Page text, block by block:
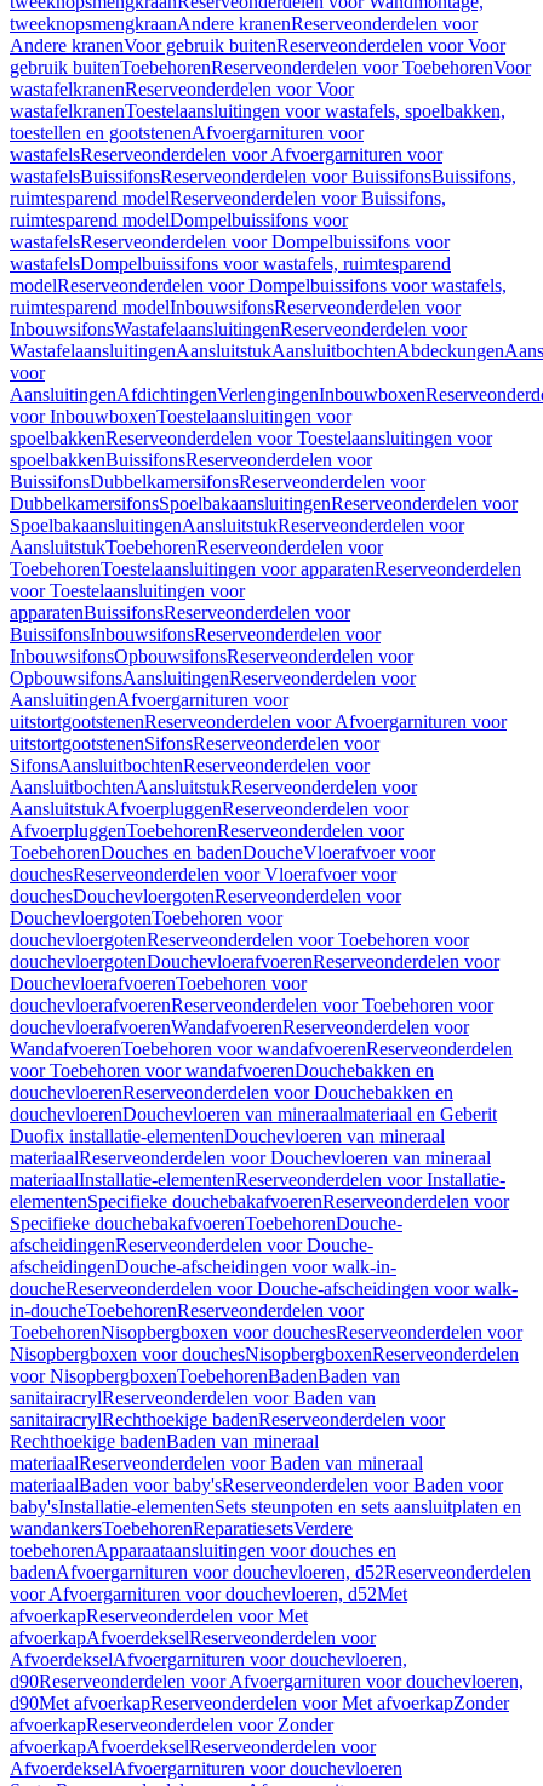
tweeknopsmengkraanAndere kranenReserveonderdelen voor
Andere kranenVoor gebruik buitenReserveonderdelen voor Voor
gebruik buitenToebehorenReserveonderdelen voor ToebehorenVoor
wastafelkranenReserveonderdelen voor Voor
wastafelkranenToestelaansluitingen voor wastafels, spoelbakken,
toestellen en gootstenenAfvoergarnituren voor
wastafelsReserveonderdelen voor Afvoergarnituren voor
wastafelsBuissifonsReserveonderdelen voor BuissifonsBuissifons,
ruimtesparend modelReserveonderdelen voor Buissifons,
ruimtesparend modelDompelbuissifons voor
wastafelsReserveonderdelen voor Dompelbuissifons voor
wastafelsDompelbuissifons voor wastafels, ruimtesparend
modelReserveonderdelen voor Dompelbuissifons voor wastafels,
ruimtesparend modelInbouwsifonsReserveonderdelen voor
InbouwsifonsWastafelaansluitingenReserveonderdelen voor
WastafelaansluitingenAansluitstukAansluitbochtenAbdeckungen
voor
AansluitingenAfdichtingenVerlengingenInbouwboxen
voor InbouwboxenToestelaansluitingen voor
spoelbakkenReserveonderdelen voor Toestelaansluitingen voor
spoelbakkenBuissifonsReserveonderdelen voor
BuissifonsDubbelkamersifonsReserveonderdelen voor
DubbelkamersifonsSpoelbakaansluitingenReserveonderdelen voor
SpoelbakaansluitingenAansluitstukReserveonderdelen voor
AansluitstukToebehorenReserveonderdelen voor
ToebehorenToestelaansluitingen voor apparatenReserveonderdelen
voor Toestelaansluitingen voor
apparatenBuissifonsReserveonderdelen voor
BuissifonsInbouwsifonsReserveonderdelen voor
InbouwsifonsOpbouwsifonsReserveonderdelen voor
OpbouwsifonsAansluitingenReserveonderdelen voor
AansluitingenAfvoergarnituren voor
uitstortgootstenenReserveonderdelen voor Afvoergarnituren voor
uitstortgootstenenSifonsReserveonderdelen voor
SifonsAansluitbochtenReserveonderdelen voor
AansluitbochtenAansluitstukReserveonderdelen voor
AansluitstukAfvoerpluggenReserveonderdelen voor
AfvoerpluggenToebehorenReserveonderdelen voor
ToebehorenDouches en badenDoucheVloerafvoer voor
douchesReserveonderdelen voor Vloerafvoer voor
douchesDouchevloergotenReserveonderdelen voor
DouchevloergotenToebehoren voor
douchevloergotenReserveonderdelen voor Toebehoren voor
douchevloergotenDouchevloerafvoerenReserveonderdelen voor
DouchevloerafvoerenToebehoren voor
douchevloerafvoerenReserveonderdelen voor Toebehoren voor
douchevloerafvoerenWandafvoerenReserveonderdelen voor
WandafvoerenToebehoren voor wandafvoerenReserveonderdelen
voor Toebehoren voor wandafvoerenDouchebakken en
douchevloerenReserveonderdelen voor Douchebakken en
douchevloerenDouchevloeren van mineraalmateriaal en Geberit
Duofix installatie-elementenDouchevloeren van mineraal
materiaalReserveonderdelen voor Douchevloeren van mineraal
materiaalInstallatie-elementenReserveonderdelen voor Installatie-
elementenSpecifieke douchebakafvoerenReserveonderdelen voor
Specifieke douchebakafvoerenToebehorenDouche-
afscheidingenReserveonderdelen voor Douche-
afscheidingenDouche-afscheidingen voor walk-in-
doucheReserveonderdelen voor Douche-afscheidingen voor walk-
in-doucheToebehorenReserveonderdelen voor
ToebehorenNisopbergboxen voor douchesReserveonderdelen voor
Nisopbergboxen voor douchesNisopbergboxenReserveonderdelen
voor NisopbergboxenToebehorenBadenBaden van
sanitairacrylReserveonderdelen voor Baden van
sanitairacrylRechthoekige badenReserveonderdelen voor
Rechthoekige badenBaden van mineraal
materiaalReserveonderdelen voor Baden van mineraal
materiaalBaden voor baby'sReserveonderdelen voor Baden voor
baby'sInstallatie-elementenSets steunpoten en sets aansluitplaten en
wandankersToebehorenReparatiesetsVerdere
toebehorenApparaataansluitingen voor douches en
badenAfvoergarnituren voor douchevloeren, d52Reserveonderdelen
voor Afvoergarnituren voor douchevloeren, d52Met
afvoerkapReserveonderdelen voor Met
afvoerkapAfvoerdekselReserveonderdelen voor
AfvoerdekselAfvoergarnituren voor douchevloeren,
d90Reserveonderdelen voor Afvoergarnituren voor douchevloeren,
d90Met afvoerkapReserveonderdelen voor Met afvoerkapZonder
afvoerkapReserveonderdelen voor Zonder
afvoerkapAfvoerdekselReserveonderdelen voor
AfvoerdekselAfvoergarnituren voor douchevloeren